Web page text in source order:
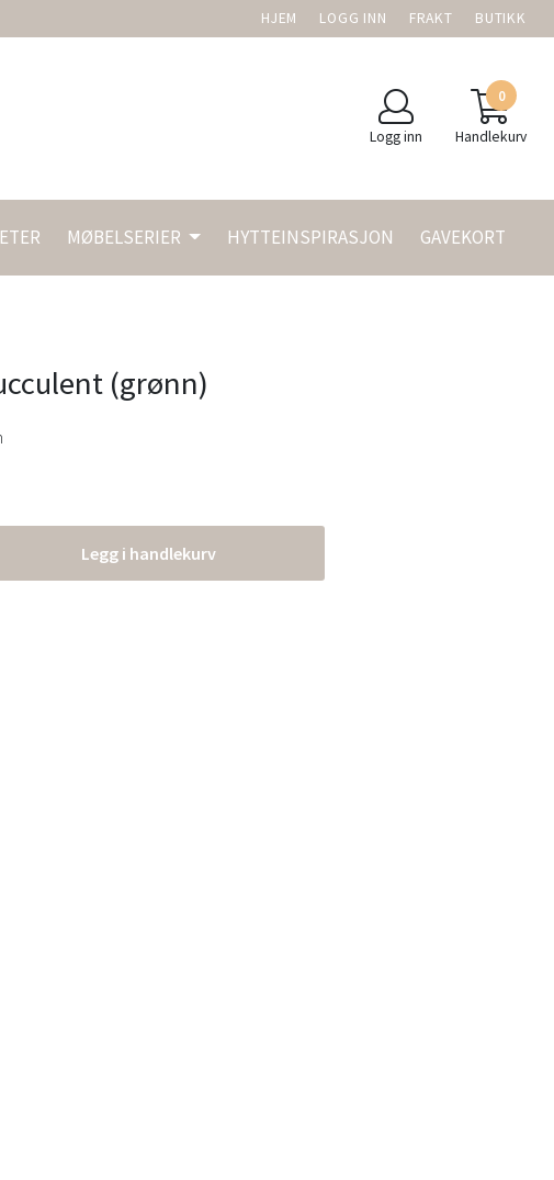
HJEM LOGG INN FRAKT BUTIKK
Logg inn
0
Handlekurv
MØBELSERIER HYTTEINSPIRASJON GAVEKORT
(grønn)
Legg i handlekurv